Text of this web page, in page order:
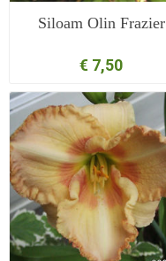
Siloam Olin Frazier
€ 7,50